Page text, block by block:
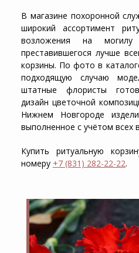
В магазине похоронной
широкий ассортимент
возложения на
преставившегося лучше
корзины. По фото в
подходящую случаю
штатные флористы
дизайн цветочной
Нижнем Новгороде
выполненное с учётом всех
Купить ритуальную
номеру +7 (831) 282-22-22.